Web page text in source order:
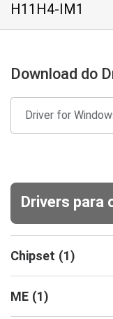
H11H4-IM1
Download do
Drivers para
Chipset (1)
ME (1)